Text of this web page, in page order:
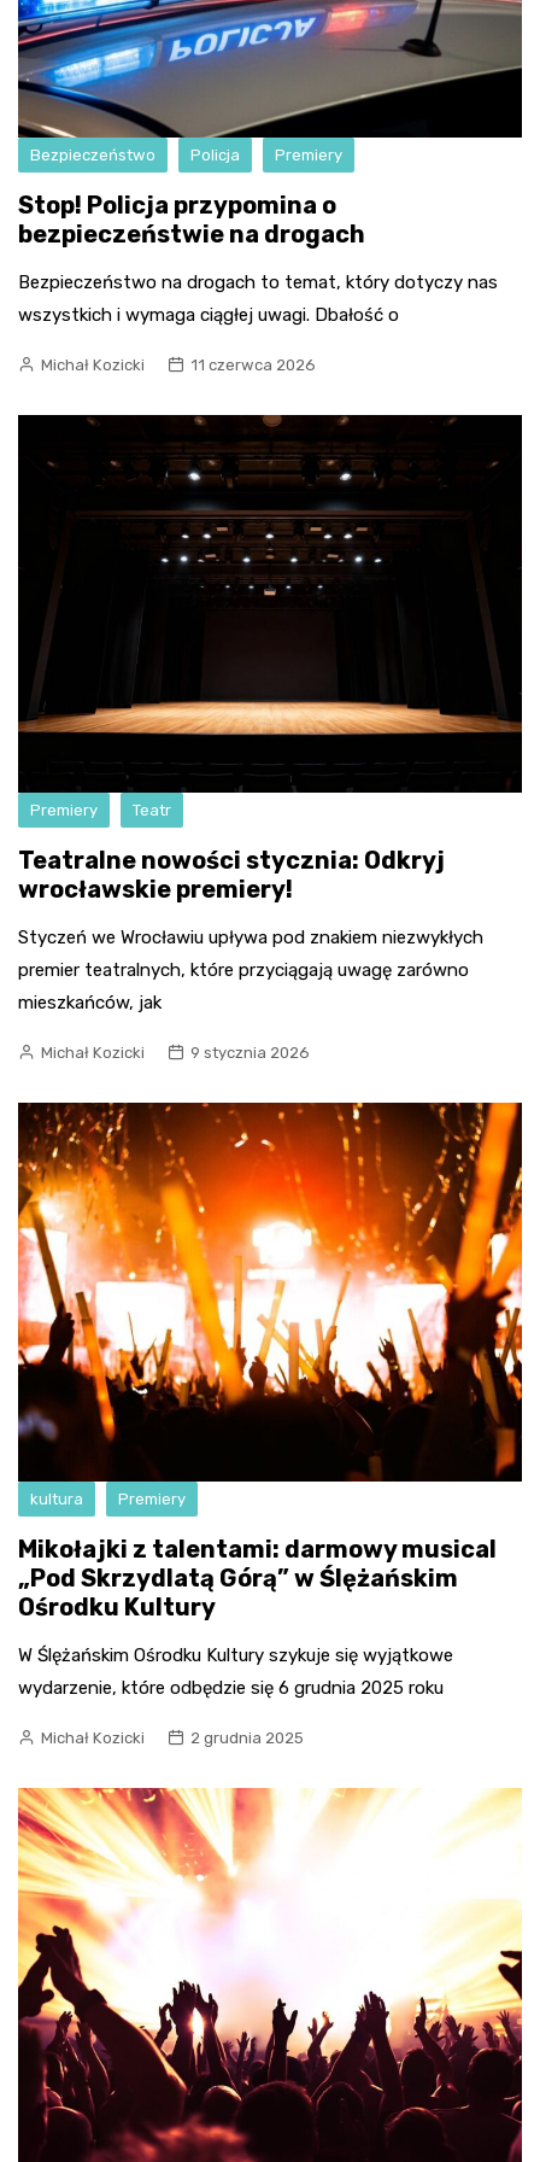
Bezpieczeństwo Policja Premiery
Stop! Policja przypomina o
bezpieczeństwie na drogach
Bezpieczeństwo na drogach to temat, który dotyczy nas
wszystkich i wymaga ciągłej uwagi. Dbałość o
Michał Kozicki 11 czerwca 2026
Premiery Teatr
Teatralne nowości stycznia: Odkryj
wrocławskie premiery!
Styczeń we Wrocławiu upływa pod znakiem niezwykłych
premier teatralnych, które przyciągają uwagę zarówno
mieszkańców, jak
Michał Kozicki 9 stycznia 2026
kultura Premiery
Mikołajki z talentami: darmowy musical
„Pod Skrzydlatą Górą” w Ślężańskim
Ośrodku Kultury
W Ślężańskim Ośrodku Kultury szykuje się wyjątkowe
wydarzenie, które odbędzie się 6 grudnia 2025 roku
Michał Kozicki 2 grudnia 2025